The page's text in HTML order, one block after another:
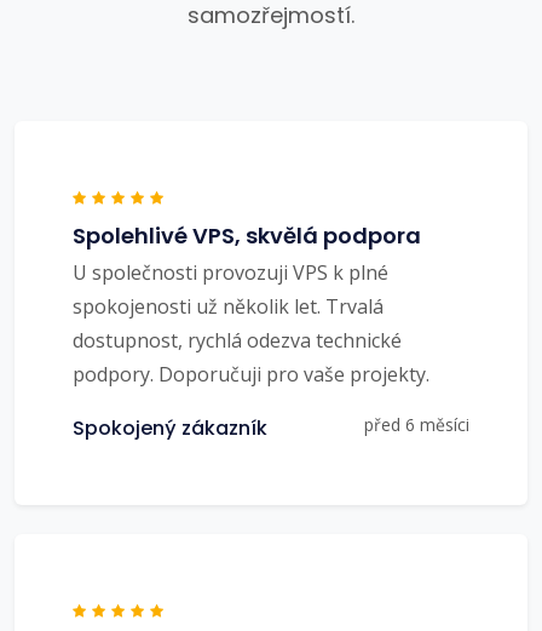
samozřejmostí.
Spolehlivé VPS, skvělá podpora
U společnosti provozuji VPS k plné
spokojenosti už několik let. Trvalá
dostupnost, rychlá odezva technické
podpory. Doporučuji pro vaše projekty.
Spokojený zákazník před 6 měsíci